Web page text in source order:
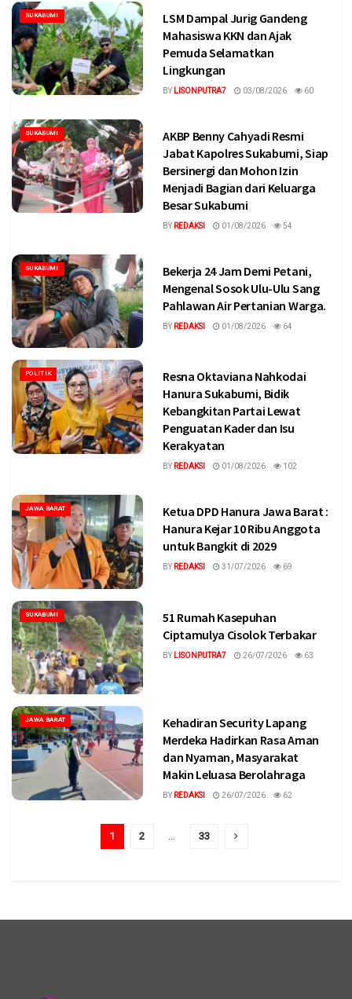
SUKABUMI
LSM Dampal Jurig Gandeng
Mahasiswa KKN dan Ajak
Pemuda Selamatkan
Lingkungan
BY LISONPUTRA7 03/08/2026 60
SUKABUMI
‎AKBP Benny Cahyadi Resmi
Jabat Kapolres Sukabumi, Siap
Bersinergi dan Mohon Izin
Menjadi Bagian dari Keluarga
Besar Sukabumi ‎
BY REDAKSI 01/08/2026 54
SUKABUMI
Bekerja 24 Jam Demi Petani,
Mengenal Sosok Ulu-Ulu Sang
Pahlawan Air Pertanian Warga.
BY REDAKSI 01/08/2026 64
POLITIK
Resna Oktaviana Nahkodai
Hanura Sukabumi, Bidik
Kebangkitan Partai Lewat
Penguatan Kader dan Isu
Kerakyatan
BY REDAKSI 01/08/2026 102
JAWA BARAT
Ketua DPD Hanura Jawa Barat :
Hanura Kejar 10 Ribu Anggota
untuk Bangkit di 2029
BY REDAKSI 31/07/2026 69
SUKABUMI
51 Rumah Kasepuhan
Ciptamulya Cisolok Terbakar
BY LISONPUTRA7 26/07/2026 63
JAWA BARAT
Kehadiran Security Lapang
Merdeka Hadirkan Rasa Aman
dan Nyaman, Masyarakat
Makin Leluasa Berolahraga
BY REDAKSI 26/07/2026 62
1 2 … 33